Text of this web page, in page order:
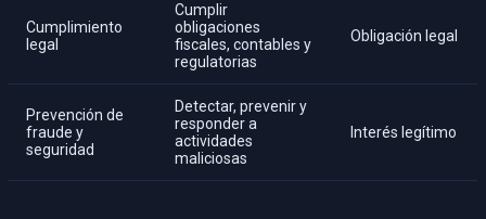
Cumplimiento
legal
Cumplir
obligaciones
fiscales, contables y
regulatorias
Obligación legal
Prevención de
fraude y
seguridad
Detectar, prevenir y
responder a
actividades
maliciosas
Interés legítimo